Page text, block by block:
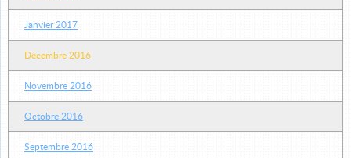
Janvier 2017
Décembre 2016
Novembre 2016
Octobre 2016
Septembre 2016